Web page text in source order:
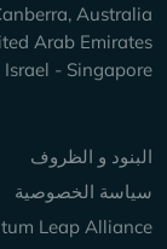
Australia
Arab Emirates
Israel - Singapore
Keep Exploring
البنود و الظروف
سياسة الخصوصية
Leap Alliance